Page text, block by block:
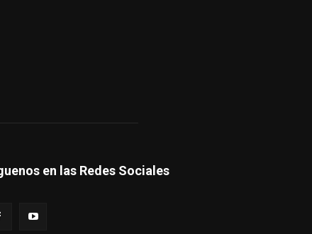
en las Redes Sociales